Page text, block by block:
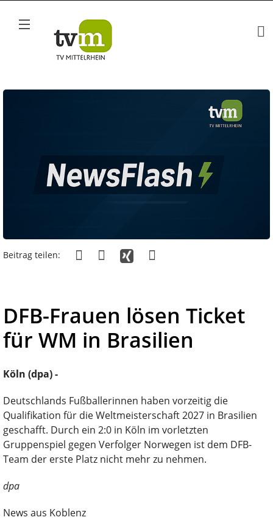
Beitrag teilen:
DFB-Frauen lösen Ticket
für WM in Brasilien
Köln (dpa) -
Deutschlands Fußballerinnen haben vorzeitig die
Qualifikation für die Weltmeisterschaft 2027 in Brasilien
geschafft. Durch ein 2:0 in Köln im vorletzten
Gruppenspiel gegen Verfolger Norwegen ist dem DFB-
Team der erste Platz nicht mehr zu nehmen.
dpa
News aus Koblenz